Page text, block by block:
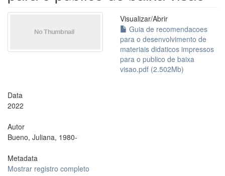
Visualizar/Abrir
Guia de recomendacoes
para o desenvolvimento de
materiais didaticos impressos
para o publico de baixa
visao.pdf (2.502Mb)
Data
2022
Autor
Bueno, Juliana, 1980-
Metadata
Mostrar registro completo